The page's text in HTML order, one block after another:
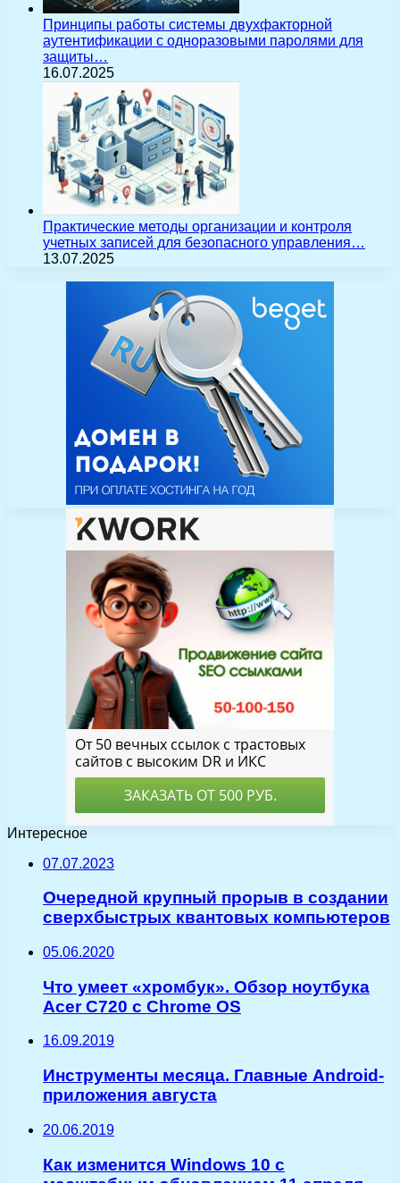
Принципы работы системы двухфакторной
аутентификации с одноразовыми паролями для
защиты…
16.07.2025
Практические методы организации и контроля
учетных записей для безопасного управления…
13.07.2025
Интересное
07.07.2023
Очередной крупный прорыв в создании
сверхбыстрых квантовых компьютеров
05.06.2020
Что умеет «хромбук». Обзор ноутбука
Acer C720 с Chrome OS
16.09.2019
Инструменты месяца. Главные Android-
приложения августа
20.06.2019
Как изменится Windows 10 с